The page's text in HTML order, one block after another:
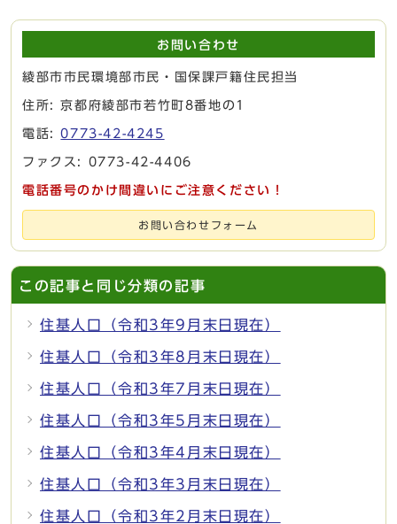
お問い合わせ
綾部市市民環境部市民・国保課戸籍住民担当
住所: 京都府綾部市若竹町8番地の1
電話:0773-42-4245
ファクス: 0773-42-4406
電話番号のかけ間違いにご注意ください！
お問い合わせフォーム
この記事と同じ分類の記事
住基人口（令和3年9月末日現在）
住基人口（令和3年8月末日現在）
住基人口（令和3年7月末日現在）
住基人口（令和3年5月末日現在）
住基人口（令和3年4月末日現在）
住基人口（令和3年3月末日現在）
住基人口（令和3年2月末日現在）